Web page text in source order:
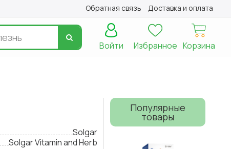
Обратная связь Доставка и оплата
Корзина
Избранное
Войти
Solgar
Solgar Vitamin and Herb
Популярные
товары